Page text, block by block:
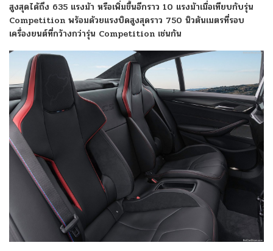
สูงสุดได้ถึง 635 แรงม้า หรือเพิ่มขึ้นอีกราว 10 แรงม้าเมื่อเทียบกับรุ่น
Competition พร้อมด้วยแรงบิดสูงสุดราว 750 นิวตันเมตรที่รอบ
เครื่องยนต์ที่กว้างกว่ารุ่น Competition เช่นกัน